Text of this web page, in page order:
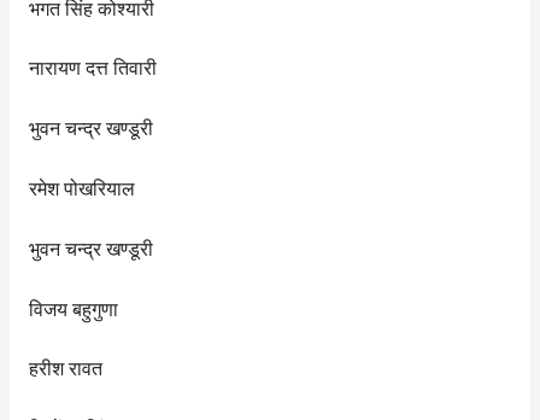
भगत सिंह कोश्यारी
नारायण दत्त तिवारी
भुवन चन्द्र खण्डूरी
रमेश पोखरियाल
भुवन चन्द्र खण्डूरी
विजय बहुगुणा
हरीश रावत